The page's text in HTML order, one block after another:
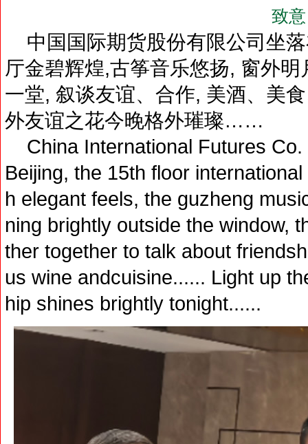
致意
中国国际期货股份有限公司坐
厅金碧辉煌,古筝音乐悠扬, 窗外
一堂, 叙谈友谊、合作, 美酒、美
外友谊之花今晚格外璀璨……
China International Futures Co.
Beijing, the 15th floor
h elegant feels, the guzheng
ning brightly outside the window,
ther together to talk about
us wine andcuisine...... Light up
hip shines brightly tonight......